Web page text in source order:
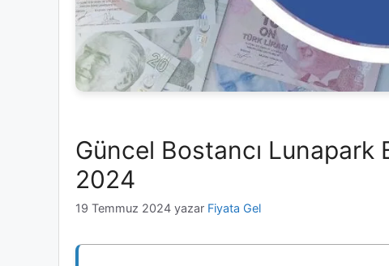
Güncel Bostancı Lunapark
2024
19 Temmuz 2024 yazar Fiyata Gel